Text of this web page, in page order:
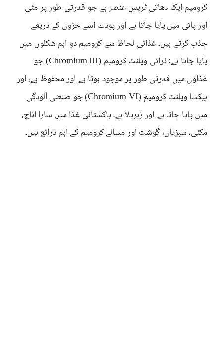
کرومیم ایک دھاتی ٹریس عنصر ہے جو قدرتی طور پر مٹی
اور پانی میں پایا جاتا ہے اور پودے اسے جڑوں کے ذریعے
جذب کرتے ہیں۔ غذائی لحاظ سے کرومیم دو اہم شکلوں میں
پایا جاتا ہے: ٹرائی ویلنٹ کرومیم (Chromium III) جو
غذاؤں میں قدرتی طور پر موجود ہوتا ہے اور محفوظ ہے، اور
ہیکسا ویلنٹ کرومیم (Chromium VI) جو صنعتی آلودگی
میں پایا جاتا ہے اور زہریلا ہے۔ پاکستانی غذا میں سارا اناج،
مکئی، سبزیاں، گوشت اور مسالے کرومیم کے اہم ذرائع ہیں۔